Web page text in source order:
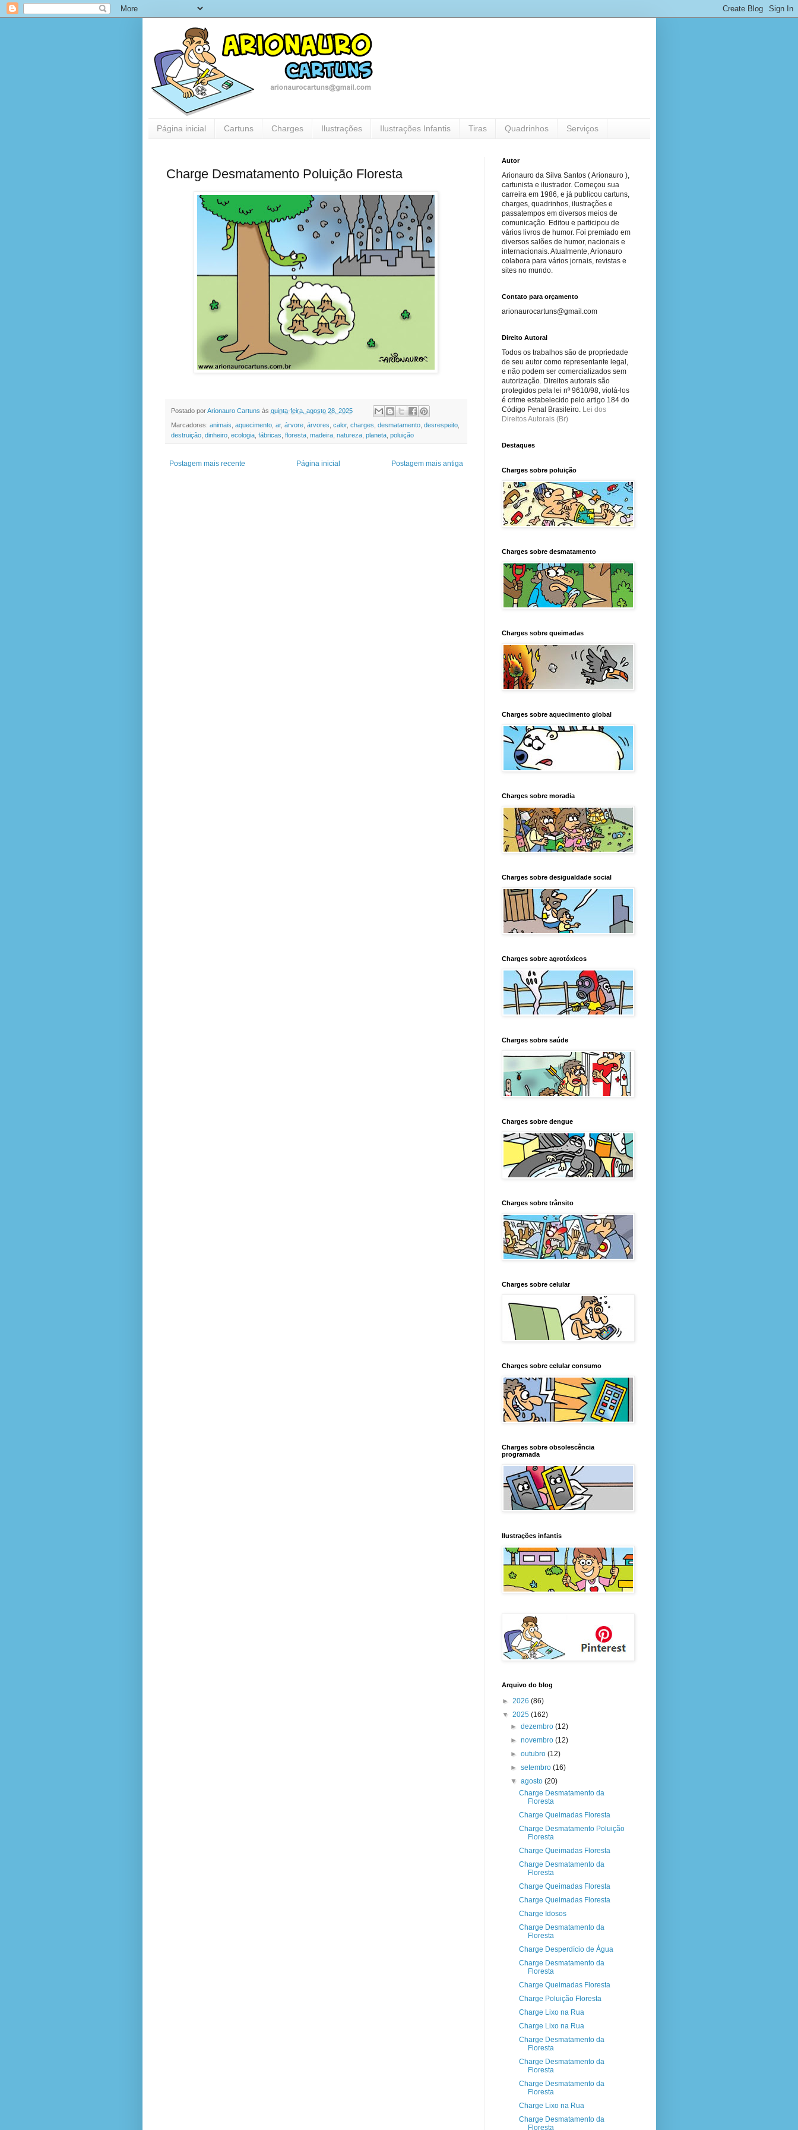
Página inicial Cartuns Charges Ilustrações Ilustrações Infantis Tiras Quadrinhos Serviços
Charge Desmatamento Poluição Floresta
Postado porArionauro Cartuns às quinta-feira, agosto 28, 2025
Marcadores: animais aquecimento, ar, árvore, árvores calor, charges desmatamento, desrespeito,
destruição, dinheiro, ecologia, fábricas floresta, madeira, natureza, planeta, poluição
Postagem mais recente Postagem mais antiga
Página inicial
Autor
Arionauro da Silva Santos ( Arionauro ),
cartunista e ilustrador. Começou sua
carreira em 1986, e já publicou cartuns,
charges, quadrinhos, ilustrações e
passatempos em diversos meios de
comunicação. Editou e participou de
vários livros de humor. Foi premiado em
diversos salões de humor, nacionais e
internacionais. Atualmente, Arionauro
colabora para vários jornais, revistas e
sites no mundo.
Contato para orçamento
arionaurocartuns@gmail.com
Direito Autoral
Todos os trabalhos são de propriedade
de seu autor como representante legal,
e não podem ser comercializados sem
autorização. Direitos autorais são
protegidos pela lei nº 9610/98, violá-los
é crime estabelecido pelo artigo 184 do
Código Penal Brasileiro. Lei dos
Direitos Autorais (Br)
Destaques
Charges sobre poluição
Charges sobre desmatamento
Charges sobre queimadas
Charges sobre aquecimento global
Charges sobre moradia
Charges sobre desigualdade social
Charges sobre agrotóxicos
Charges sobre saúde
Charges sobre dengue
Charges sobre trânsito
Charges sobre celular
Charges sobre celular consumo
Charges sobre obsolescência
programada
Ilustrações infantis
Arquivo do blog
► 2026 (86)
▼ 2025 (162)
► dezembro (12)
► novembro (12)
► outubro (12)
► setembro (16)
▼ agosto (20)
Charge Desmatamento da
Floresta
Charge Queimadas Floresta
Charge Desmatamento Poluição
Floresta
Charge Queimadas Floresta
Charge Desmatamento da
Floresta
Charge Queimadas Floresta
Charge Queimadas Floresta
Charge Idosos
Charge Desmatamento da
Floresta
Charge Desperdício de Água
Charge Desmatamento da
Floresta
Charge Queimadas Floresta
Charge Poluição Floresta
Charge Lixo na Rua
Charge Lixo na Rua
Charge Desmatamento da
Floresta
Charge Desmatamento da
Floresta
Charge Desmatamento da
Floresta
Charge Lixo na Rua
Charge Desmatamento da
Floresta